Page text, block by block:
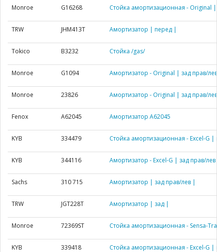
Monroe G16268 Стойка амортизационная - Original
TRW JHM413T Амортизатор | перед |
Tokico B3232 Стойка /gas/
Monroe G1094 Амортизатор - Original | зад прав/
Monroe 23826 Амортизатор - Original | зад прав/
Fenox A62045 Амортизатор A62045
KYB 334479 Стойка амортизационная - Excel-G
KYB 344116 Амортизатор - Excel-G | зад прав/
Sachs 310 715 Амортизатор | зад прав/лев |
TRW JGT228T Амортизатор | зад |
Monroe 72369ST Стойка амортизационная - Sensa-
KYB 339418 Стойка амортизационная - Excel-G